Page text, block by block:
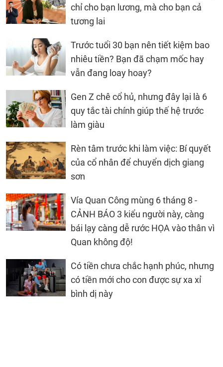
chỉ cho bạn lương, mà cho bạn cả
tương lai
Trước tuổi 30 bạn nên tiết kiệm bao
nhiêu tiền? Bạn đã chạm mốc hay
vẫn đang loay hoay?
Gen Z chê cổ hủ, nhưng đây lại là 6
quy tắc tài chính giúp thế hệ trước
làm giàu
Rèn tâm trước khi làm việc: Bí quyết
của cổ nhân để chuyển dịch giang
sơn
Vía Quan Công mùng 6 tháng 8 -
CẢNH BÁO 3 kiểu người này, càng
bái lạy càng dễ rước HỌA vào thân vì
Quan không độ!
Có tiền chưa chắc hạnh phúc, nhưng
có tiền mới cho con được sự xa xỉ
bình dị này